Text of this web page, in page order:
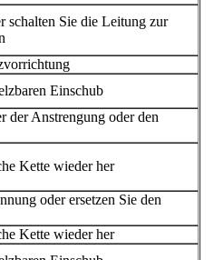
schalten Sie die Leitung zur
Einschub
der Anstrengung oder den
Kette wieder her
oder ersetzen Sie den
Kette wieder her